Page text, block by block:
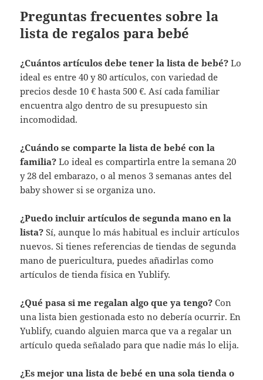
Preguntas frecuentes sobre la
lista de regalos para bebé
¿Cuántos artículos debe tener la lista de bebé? Lo
ideal es entre 40 y 80 artículos, con variedad de
precios desde 10 € hasta 500 €. Así cada familiar
encuentra algo dentro de su presupuesto sin
incomodidad.
¿Cuándo se comparte la lista de bebé con la
familia? Lo ideal es compartirla entre la semana 20
y 28 del embarazo, o al menos 3 semanas antes del
baby shower si se organiza uno.
¿Puedo incluir artículos de segunda mano en la
lista? Sí, aunque lo más habitual es incluir artículos
nuevos. Si tienes referencias de tiendas de segunda
mano de puericultura, puedes añadirlas como
artículos de tienda física en Yublify.
¿Qué pasa si me regalan algo que ya tengo? Con
una lista bien gestionada esto no debería ocurrir. En
Yublify, cuando alguien marca que va a regalar un
artículo queda señalado para que nadie más lo elija.
¿Es mejor una lista de bebé en una sola tienda o